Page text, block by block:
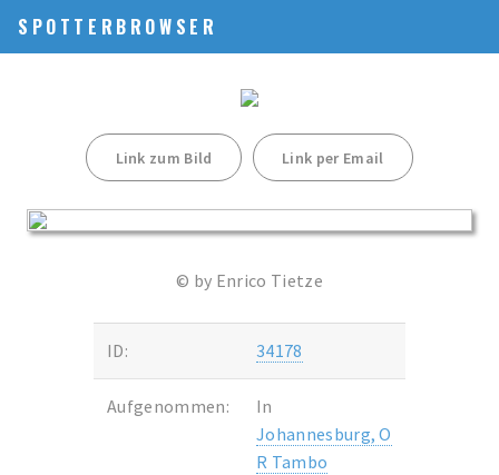
SPOTTERBROWSER
Link zum Bild Link per Email
© by Enrico Tietze
ID: 34178
Aufgenommen:
In
Johannesburg, O
R Tambo